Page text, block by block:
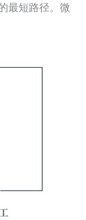
最短路径。微